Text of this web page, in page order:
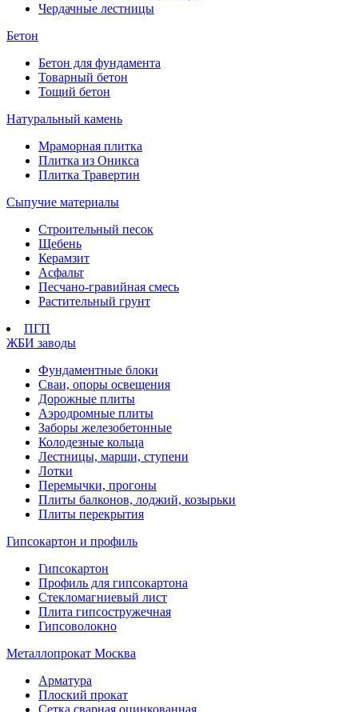
Чердачные лестницы
Бетон
Бетон для фундамента
Товарный бетон
Тощий бетон
Натуральный камень
Мраморная плитка
Плитка из Оникса
Плитка Травертин
Сыпучие материалы
Строительный песок
Щебень
Керамзит
Асфальт
Песчано-гравийная смесь
Растительный грунт
ПГП
ЖБИ заводы
Фундаментные блоки
Сваи, опоры освещения
Дорожные плиты
Аэродромные плиты
Заборы железобетонные
Колодезные кольца
Лестницы, марши, ступени
Лотки
Перемычки, прогоны
Плиты балконов, лоджий, козырьки
Плиты перекрытия
Гипсокартон и профиль
Гипсокартон
Профиль для гипсокартона
Стекломагниевый лист
Плита гипсостружечная
Гипсоволокно
Металлопрокат Москва
Арматура
Плоский прокат
Сетка сварная оцинкованная